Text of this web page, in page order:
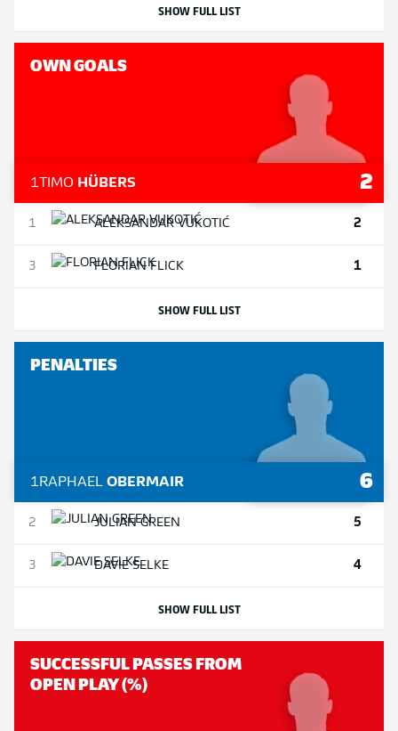
SHOW FULL LIST
OWN GOALS
1TIMO HÜBERS 2
1 ALEKSANDARVUKOTIĆ 2
3 FLORIANFLICK 1
SHOW FULL LIST
PENALTIES
1RAPHAEL OBERMAIR 6
2 JULIANGREEN 5
3 DAVIESELKE 4
SHOW FULL LIST
SUCCESSFUL PASSES FROM
OPEN PLAY (%)